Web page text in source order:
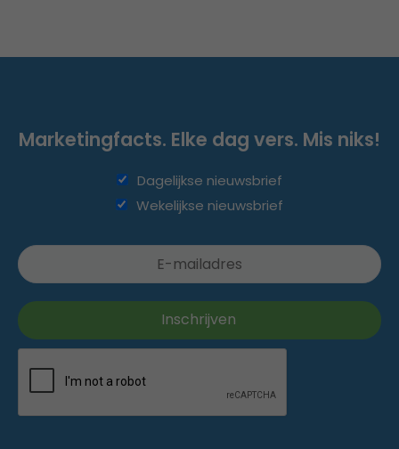
Marketingfacts. Elke dag vers. Mis niks!
Dagelijkse nieuwsbrief
Wekelijkse nieuwsbrief